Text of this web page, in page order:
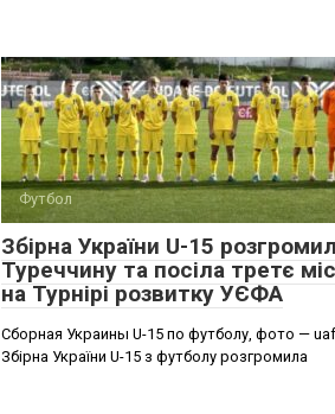
Футбол
Збірна України U-15
Туреччину та посіла третє
на Турнірі розвитку УЄФА
Сборная Украины U-15 по футболу, фото —
Збірна України U-15 з футболу розгромила